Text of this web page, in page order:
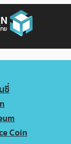
ซี่
Coin